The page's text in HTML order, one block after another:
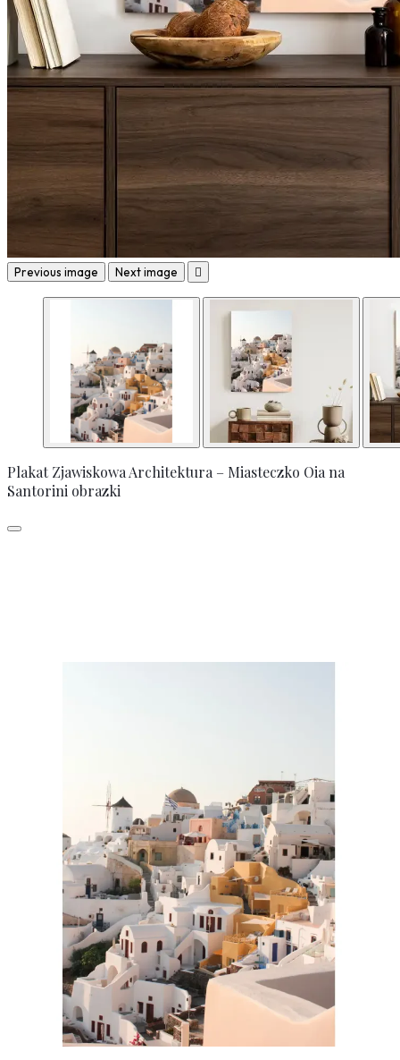
Previous image Next image 
Plakat Zjawiskowa Architektura – Miasteczko Oia na
Santorini obrazki